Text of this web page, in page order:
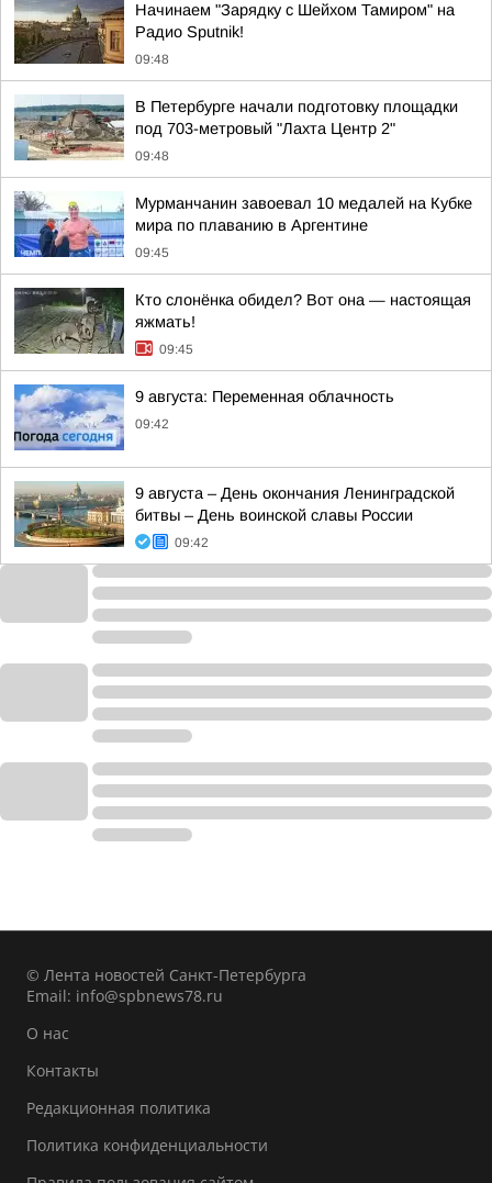
Начинаем "Зарядку с Шейхом Тамиром" на
Радио Sputnik!
09:48
В Петербурге начали подготовку площадки
под 703-метровый "Лахта Центр 2"
09:48
Мурманчанин завоевал 10 медалей на Кубке
мира по плаванию в Аргентине
09:45
Кто слонёнка обидел? Вот она — настоящая
яжмать!
09:45
9 августа: Переменная облачность
09:42
9 августа – День окончания Ленинградской
битвы – День воинской славы России
09:42
© Лента новостей Санкт-Петербурга
Email: info@spbnews78.ru
О нас
Контакты
Редакционная политика
Политика конфиденциальности